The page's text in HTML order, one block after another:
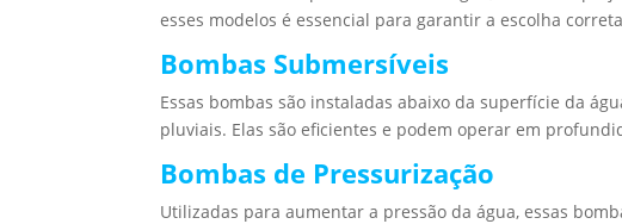
esses modelos é essencial para garantir a escolha
Bombas Submersíveis
Essas bombas são instaladas abaixo da superfície da
pluviais. Elas são eficientes e podem operar em
Bombas de Pressurização
Utilizadas para aumentar a pressão da água, essas